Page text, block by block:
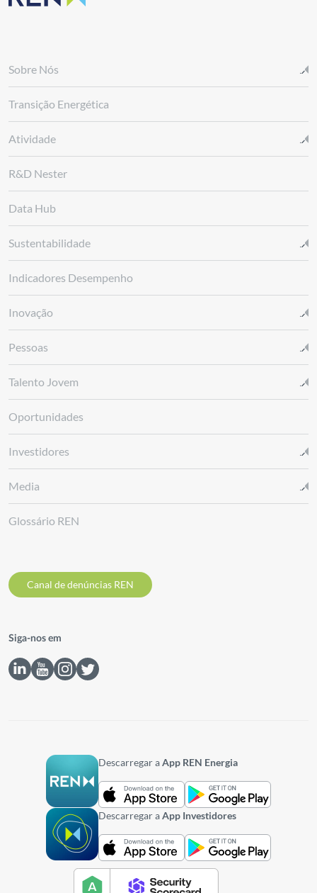
Sobre Nós
Transição Energética
Atividade
R&D Nester
Data Hub
Sustentabilidade
Indicadores Desempenho
Inovação
Pessoas
Talento Jovem
Oportunidades
Investidores
Media
Glossário REN
Canal de denúncias REN
Siga-nos em
Descarregar aApp REN Energia
Descarregar aApp Investidores